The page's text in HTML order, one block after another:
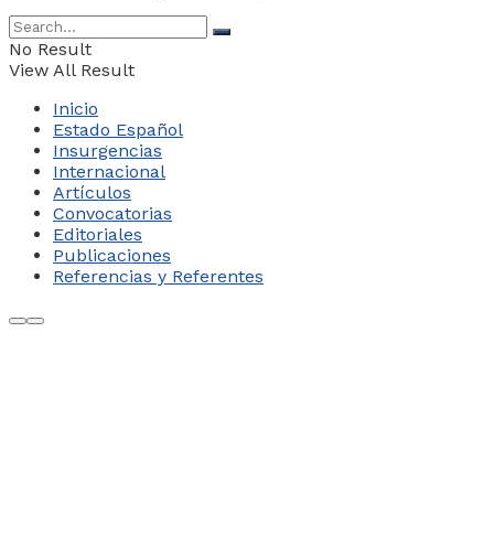
No Result
View All Result
Inicio
Estado Español
Insurgencias
Internacional
Artículos
Convocatorias
Editoriales
Publicaciones
Referencias y Referentes